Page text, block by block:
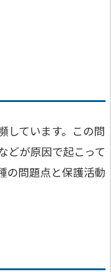
しています。この問
どが原因で起こって
の問題点と保護活動